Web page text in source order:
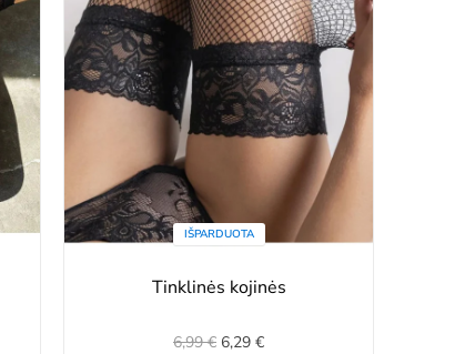
IŠPARDUOTA
Tinklinės kojinės
6,99 € 6,29 €